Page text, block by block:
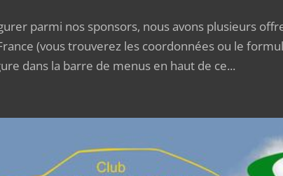
parmi nos sponsors, nous avons plusieurs
(vous trouverez les coordonnées ou le
dans la barre de menus en haut de ce...